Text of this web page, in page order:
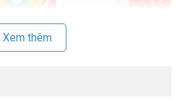
Xem thêm